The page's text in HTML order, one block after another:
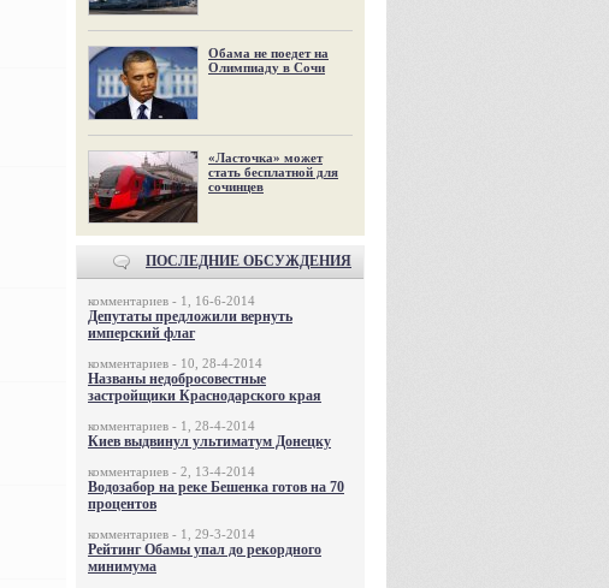
Обама не поедет на
Олимпиаду в Сочи
«Ласточка» может
стать бесплатной для
сочинцев
ПОСЛЕДНИЕ ОБСУЖДЕНИЯ
комментариев - 1, 16-6-2014
Депутаты предложили вернуть
имперский флаг
комментариев - 10, 28-4-2014
Названы недобросовестные
застройщики Краснодарского края
комментариев - 1, 28-4-2014
Киев выдвинул ультиматум Донецку
комментариев - 2, 13-4-2014
Водозабор на реке Бешенка готов на 70
процентов
комментариев - 1, 29-3-2014
Рейтинг Обамы упал до рекордного
минимума